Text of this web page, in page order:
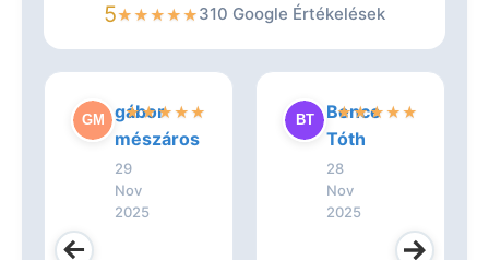
5★★★★★310 Google Értékelések
gábor
mészáros
29
Nov
2025
★★★★★
Bence
Tóth
28
Nov
2025
★★★★★